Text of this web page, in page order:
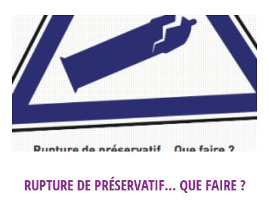
RUPTURE DE PRÉSERVATIF… QUE FAIRE ?